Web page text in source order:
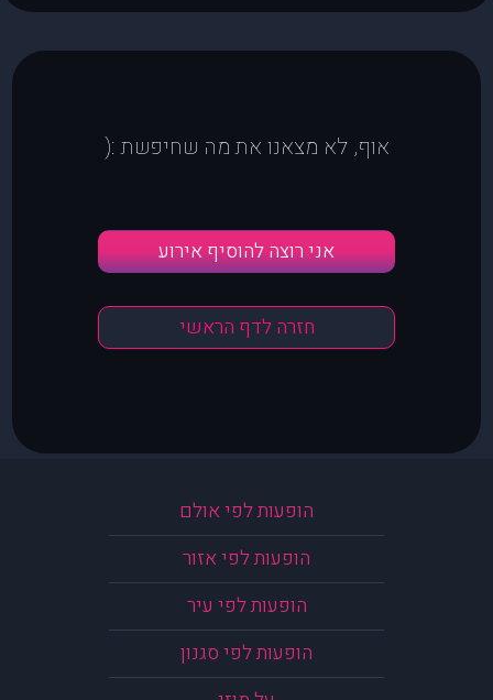
אוף, לא מצאנו את מה שחיפשת :(
אני רוצה להוסיף אירוע
חזרה לדף הראשי
הופעות לפי אולם
הופעות לפי אזור
הופעות לפי עיר
הופעות לפי סגנון